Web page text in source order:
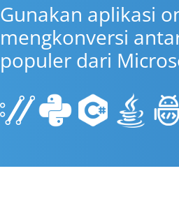
Gunakan aplikasi
mengkonversi
populer dari